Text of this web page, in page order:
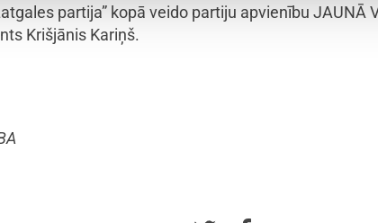
partija” kopā veido partiju apvienību JAUNĀ
Krišjānis Kariņš.